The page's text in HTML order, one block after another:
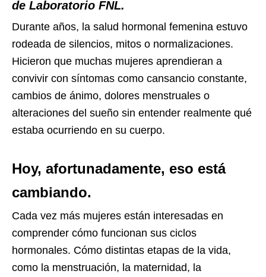
de Laboratorio FNL.
Durante años, la salud hormonal femenina estuvo
rodeada de silencios, mitos o normalizaciones.
Hicieron que muchas mujeres aprendieran a
convivir con síntomas como cansancio constante,
cambios de ánimo, dolores menstruales o
alteraciones del sueño sin entender realmente qué
estaba ocurriendo en su cuerpo.
Hoy, afortunadamente, eso está
cambiando.
Cada vez más mujeres están interesadas en
comprender cómo funcionan sus ciclos
hormonales. Cómo distintas etapas de la vida,
como la menstruación, la maternidad, la